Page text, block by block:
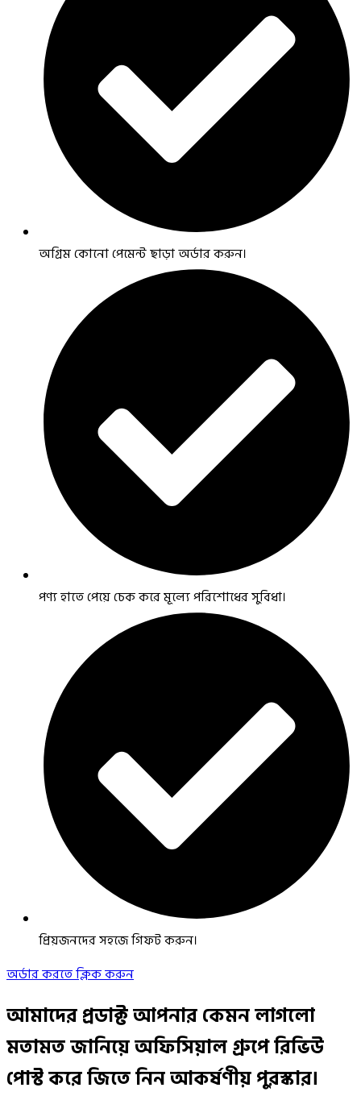
অগ্রিম কোনো পেমেন্ট ছাড়া অর্ডার করুন।
পণ্য হাতে পেয়ে চেক করে মূল্যে পরিশোধের সুবিধা।
প্রিয়জনদের সহজে গিফট করুন।
অর্ডার করতে ক্লিক করুন
আমাদের প্রডাক্ট আপনার কেমন লাগলো
মতামত জানিয়ে অফিসিয়াল গ্রুপে রিভিউ
পোস্ট করে জিতে নিন আকর্ষণীয় পুরস্কার।